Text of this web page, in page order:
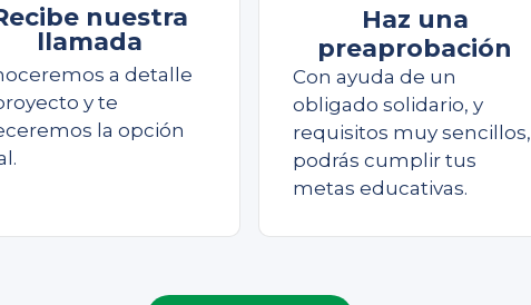
nuestra
llamada
a detalle
y te
la opción
Haz una
preaprobación
Con ayuda de un
obligado solidario, y
requisitos muy sencillos,
podrás cumplir tus
metas educativas.